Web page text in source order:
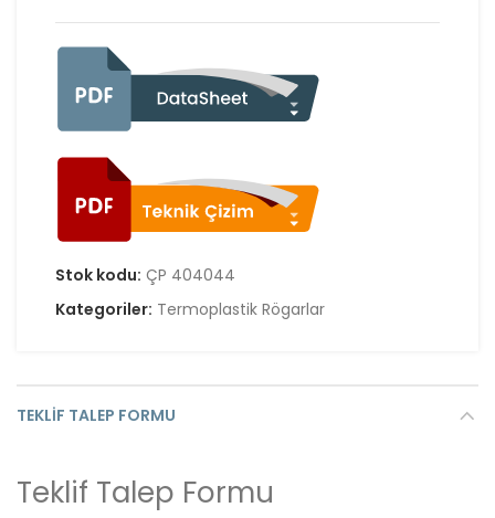
Stok kodu: ÇP 404044
Kategoriler: Termoplastik Rögarlar
TEKLIF TALEP FORMU
Teklif Talep Formu